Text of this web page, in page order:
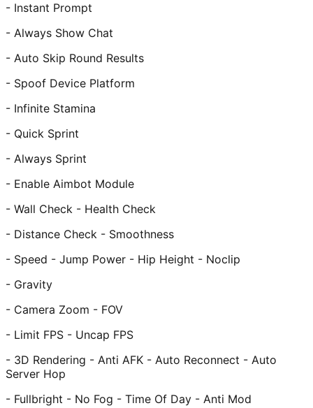
- Instant Prompt
- Always Show Chat
- Auto Skip Round Results
- Spoof Device Platform
- Infinite Stamina
- Quick Sprint
- Always Sprint
- Enable Aimbot Module
- Wall Check - Health Check
- Distance Check - Smoothness
- Speed - Jump Power - Hip Height - Noclip
- Gravity
- Camera Zoom - FOV
- Limit FPS - Uncap FPS
- 3D Rendering - Anti AFK - Auto Reconnect - Auto
Server Hop
- Fullbright - No Fog - Time Of Day - Anti Mod